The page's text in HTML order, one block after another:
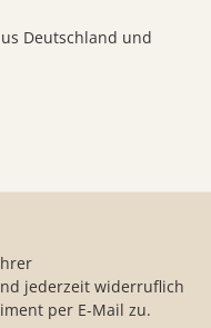
Deutschland und
jederzeit widerruflich
per E-Mail zu.